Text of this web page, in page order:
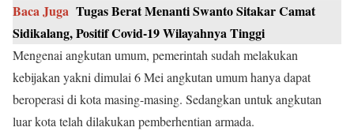
Baca Juga Tugas Berat Menanti Swanto Sitakar Camat
Sidikalang, Positif Covid-19 Wilayahnya Tinggi
Mengenai angkutan umum, pemerintah sudah melakukan
kebijakan yakni dimulai 6 Mei angkutan umum hanya dapat
beroperasi di kota masing-masing. Sedangkan untuk angkutan
luar kota telah dilakukan pemberhentian armada.